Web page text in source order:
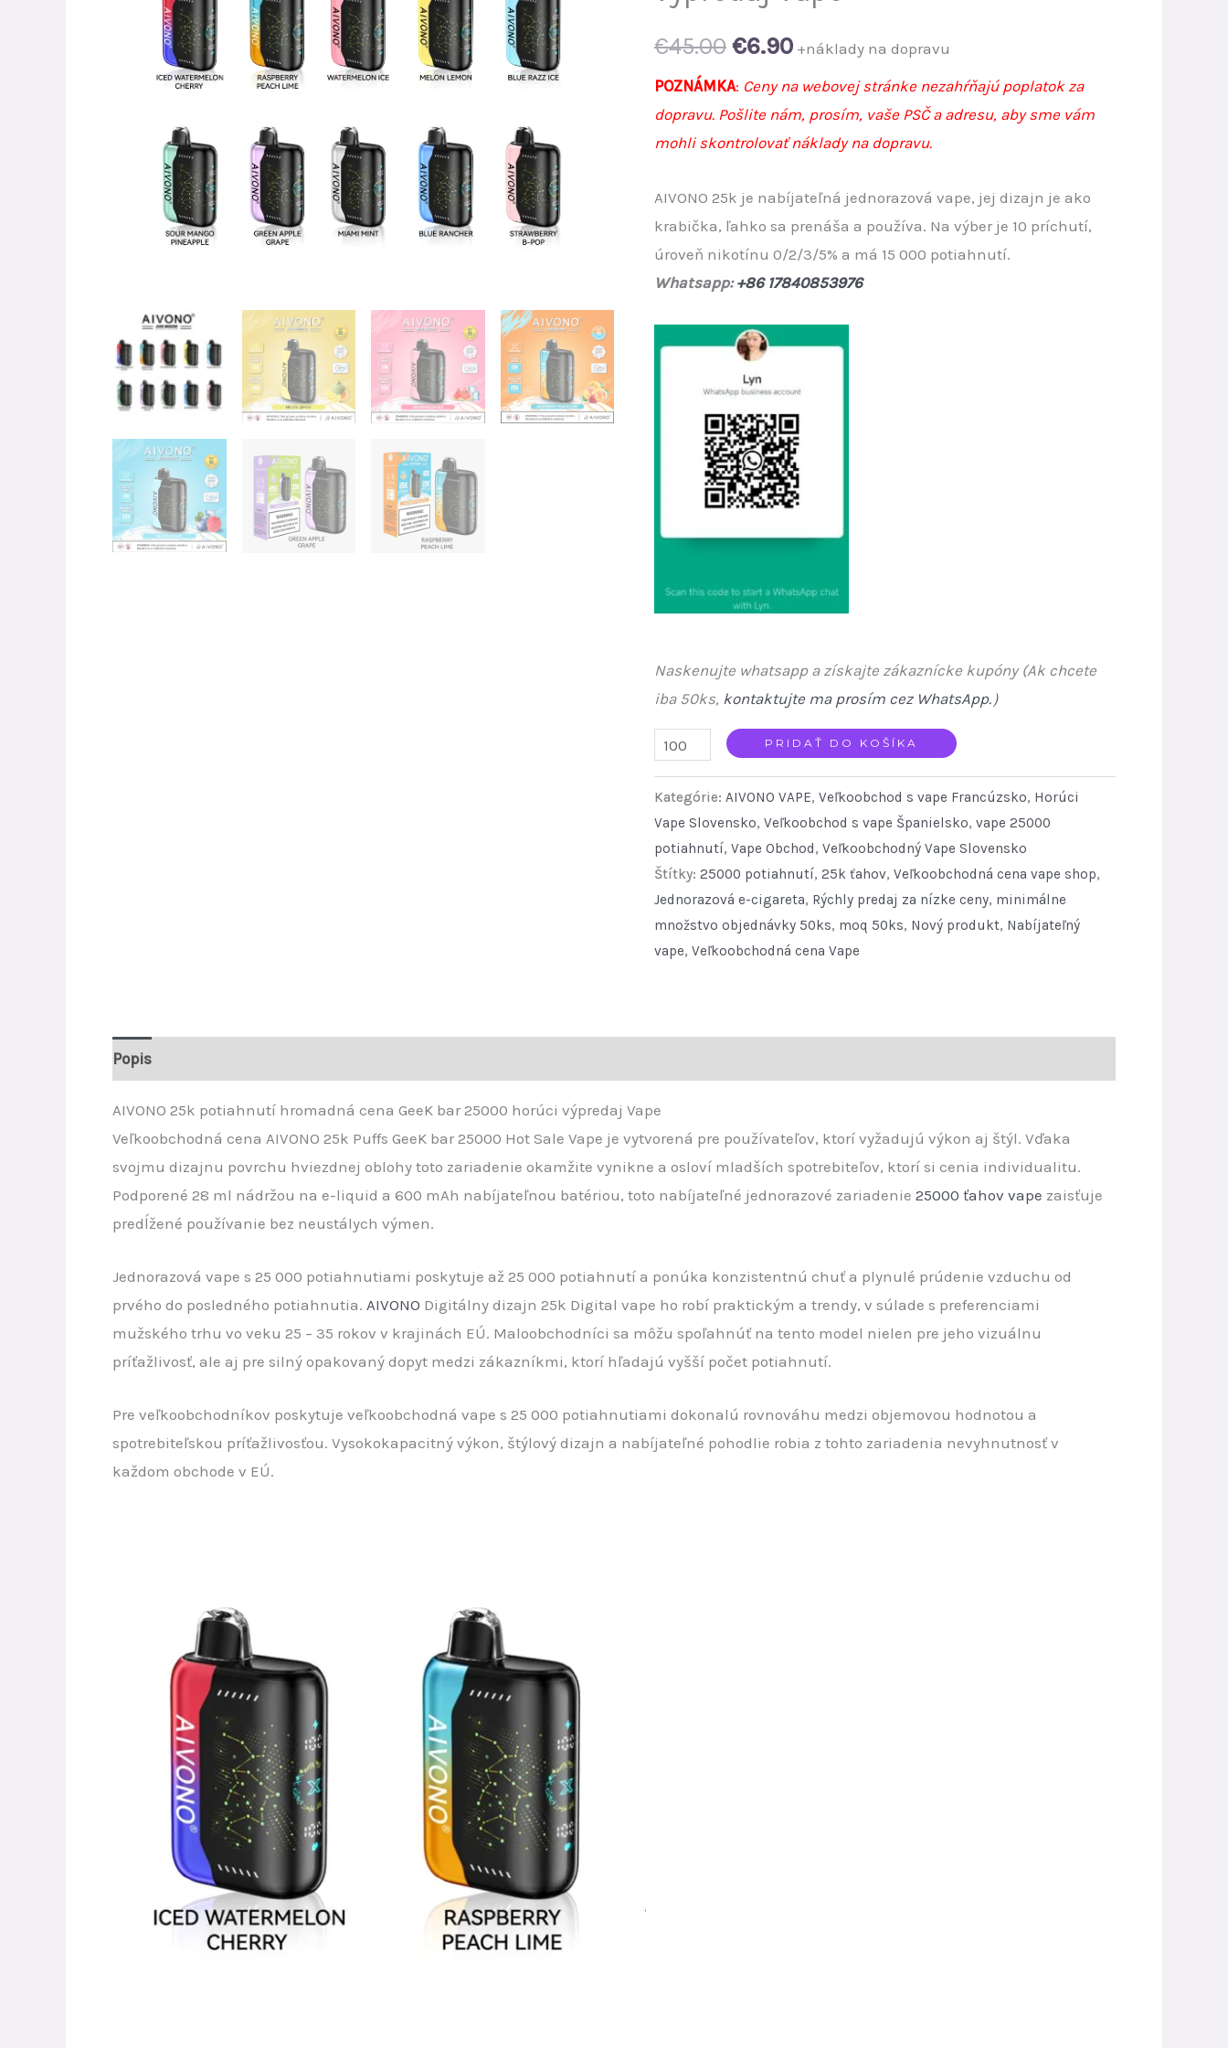
€45.00 Original
price
was:
€6.90Current
price
is:
+náklady na dopravu
POZNÁMKA: Ceny na webovej stránke nezahŕňajú poplatok za
dopravu. Pošlite nám, prosím, vaše PSČ a adresu, aby sme vám
mohli skontrolovať náklady na dopravu.
AIVONO 25k je nabíjateľná jednorazová vape, jej dizajn je ako
krabička, ľahko sa prenáša a používa. Na výber je 10 príchutí,
úroveň nikotínu 0/2/3/5% a má 15 000 potiahnutí.
Whatsapp:+86 17840853976
Naskenujte whatsapp a získajte zákaznícke kupóny (Ak chcete
iba 50ks, kontaktujte ma prosím cez WhatsApp.）
AIVONO
Puffs
Bulk
Price
GeeK
PRIDAŤ DO KOŠÍKA
Kategórie: AIVONO VAPE, Veľkoobchod s vape Francúzsko, Horúci
Vape Slovensko, Veľkoobchod s vape Španielsko, vape 25000
potiahnutí, Vape Obchod, Veľkoobchodný Vape Slovensko
Štítky: 25000 potiahnutí, 25k ťahov, Veľkoobchodná cena vape shop,
Jednorazová e-cigareta, Rýchly predaj za nízke ceny, minimálne
množstvo objednávky 50ks, moq 50ks, Nový produkt, Nabíjateľný
vape, Veľkoobchodná cena Vape
Popis
AIVONO 25k potiahnutí hromadná cena GeeK bar 25000 horúci výpredaj Vape
Veľkoobchodná cena AIVONO 25k Puffs GeeK bar 25000 Hot Sale Vape je vytvorená pre používateľov, ktorí vyžadujú výkon aj štýl. Vďaka
svojmu dizajnu povrchu hviezdnej oblohy toto zariadenie okamžite vynikne a osloví mladších spotrebiteľov, ktorí si cenia individualitu.
Podporené 28 ml nádržou na e-liquid a 600 mAh nabíjateľnou batériou, toto nabíjateľné jednorazové zariadenie 25000 ťahov vape zaisťuje
predĺžené používanie bez neustálych výmen.
Jednorazová vape s 25 000 potiahnutiami poskytuje až 25 000 potiahnutí a ponúka konzistentnú chuť a plynulé prúdenie vzduchu od
prvého do posledného potiahnutia. AIVONO Digitálny dizajn 25k Digital vape ho robí praktickým a trendy, v súlade s preferenciami
mužského trhu vo veku 25 – 35 rokov v krajinách EÚ. Maloobchodníci sa môžu spoľahnúť na tento model nielen pre jeho vizuálnu
príťažlivosť, ale aj pre silný opakovaný dopyt medzi zákazníkmi, ktorí hľadajú vyšší počet potiahnutí.
Pre veľkoobchodníkov poskytuje veľkoobchodná vape s 25 000 potiahnutiami dokonalú rovnováhu medzi objemovou hodnotou a
spotrebiteľskou príťažlivosťou. Vysokokapacitný výkon, štýlový dizajn a nabíjateľné pohodlie robia z tohto zariadenia nevyhnutnosť v
každom obchode v EÚ.